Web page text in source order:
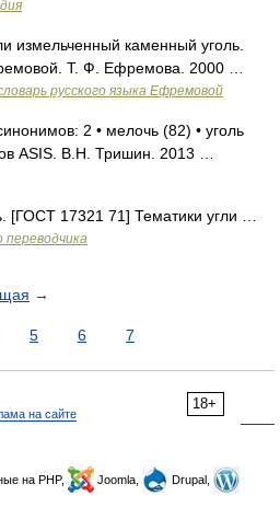
измельченный каменный уголь.
Т. Ф. Ефремова. 2000 …
русского языка Ефремовой
2 • мелочь (82) • уголь
ASIS. В.Н. Тришин. 2013 …
[ГОСТ 17321 71] Тематики угли …
переводчика
→
5 6 7
18+
на сайте
на PHP, Joomla,
Drupal,